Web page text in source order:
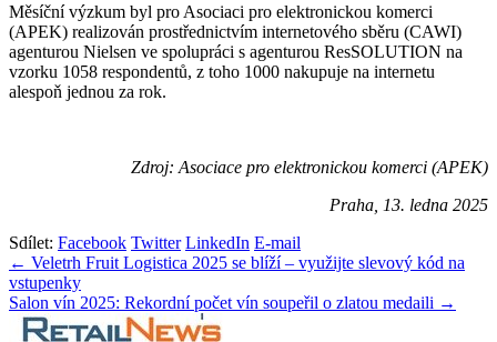
Měsíční výzkum byl pro Asociaci pro elektronickou komerci
(APEK) realizován prostřednictvím internetového sběru (CAWI)
agenturou Nielsen ve spolupráci s agenturou ResSOLUTION na
vzorku 1058 respondentů, z toho 1000 nakupuje na internetu
alespoň jednou za rok.
Zdroj: Asociace pro elektronickou komerci (APEK)
Praha, 13. ledna 2025
Sdílet: Facebook Twitter LinkedIn E-mail
Navigace
pro
příspěvek
← Veletrh Fruit Logistica 2025 se blíží – využijte slevový kód na
vstupenky
Salon vín 2025: Rekordní počet vín soupeřil o zlatou medaili →